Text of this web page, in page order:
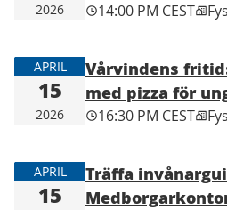
2026 14:00 PM CEST
APRIL
15
2026
Vårvindens
med pizza för
16:30 PM CEST
APRIL
15
Träffa